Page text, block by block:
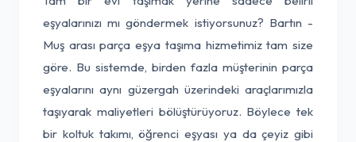
eşyalarınızı mı göndermek istiyorsunuz? Bartın -
Muş arası parça eşya taşıma hizmetimiz tam size
göre. Bu sistemde, birden fazla müşterinin parça
eşyalarını aynı güzergah üzerindeki araçlarımızla
taşıyarak maliyetleri bölüştürüyoruz. Böylece tek
bir koltuk takımı, öğrenci eşyası ya da çeyiz gibi